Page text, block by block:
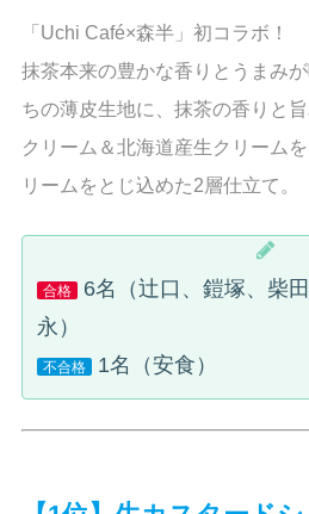
「Uchi Café×森半」初コラボ！
抹茶本来の豊かな香りとうまみ
ちの薄皮生地に、抹茶の香りと
クリーム＆北海道産生クリーム
リームをとじ込めた2層仕立て。
合格
6名（辻口、鎧塚、柴
永）
不合格 1名（安食）